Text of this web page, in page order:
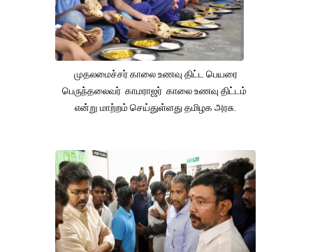
முதலமைச்சர் காலை உணவு திட்ட பெயரை
பெருந்தலைவர் காமராஜர் காலை உணவு திட்டம்
என்று மாற்றம் செய்துள்ளது தமிழக அரசு.